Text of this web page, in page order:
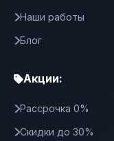
Наши работы
Блог
Акции:
Рассрочка 0%
Скидки до 30%